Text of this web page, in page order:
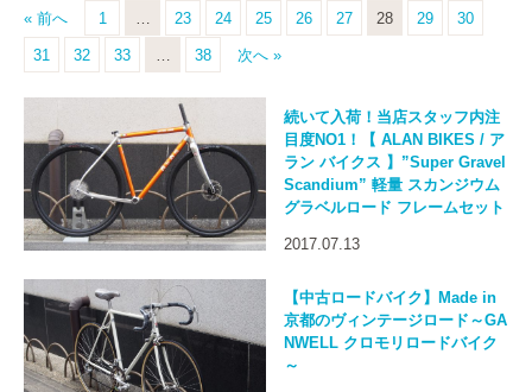
« 前へ 1 … 23 24 25 26 27 28 29 30
31 32 33 … 38 次へ »
続いて入荷！当店スタッフ内注
目度NO1！【 ALAN BIKES / ア
ラン バイクス 】”Super Gravel
Scandium” 軽量 スカンジウム
グラベルロード フレームセット
2017.07.13
【中古ロードバイク】Made in
京都のヴィンテージロード～GA
NWELL クロモリロードバイク
～